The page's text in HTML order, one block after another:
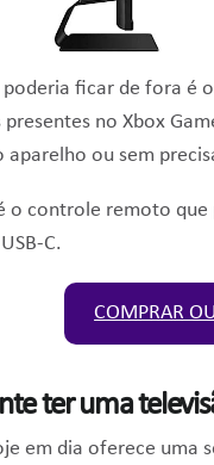
ficar de fora é
no Xbox
ou sem
o controle remoto que
C.
COMPRAR
ter uma
em dia oferece uma